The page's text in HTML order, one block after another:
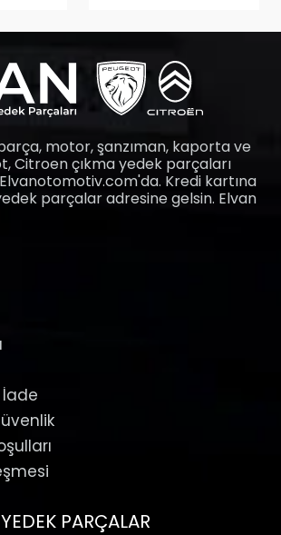
motor, şanzıman, kaporta ve
Citroen çıkma yedek parçaları
Kredi kartına
parçalar adresine gelsin. Elvan
PARÇALAR